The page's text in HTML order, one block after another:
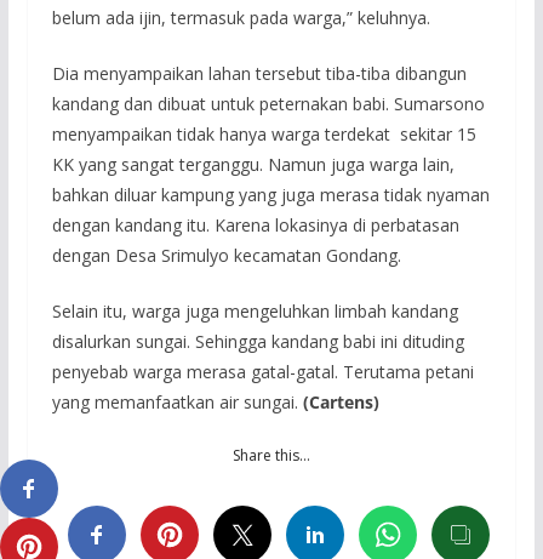
belum ada ijin, termasuk pada warga,” keluhnya.
Dia menyampaikan lahan tersebut tiba-tiba dibangun
kandang dan dibuat untuk peternakan babi. Sumarsono
menyampaikan tidak hanya warga terdekat sekitar 15
KK yang sangat terganggu. Namun juga warga lain,
bahkan diluar kampung yang juga merasa tidak nyaman
dengan kandang itu. Karena lokasinya di perbatasan
dengan Desa Srimulyo kecamatan Gondang.
Selain itu, warga juga mengeluhkan limbah kandang
disalurkan sungai. Sehingga kandang babi ini dituding
penyebab warga merasa gatal-gatal. Terutama petani
yang memanfaatkan air sungai. (Cartens)
Share this…